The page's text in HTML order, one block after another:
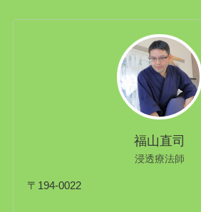
福山直司
浸透療法師
〒194-0022